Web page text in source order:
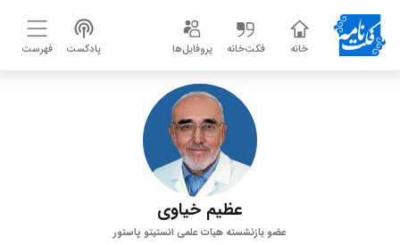
خانه فکت‌خانه پروفایل‌ها پادکست فهرست
عظیم خیاوی
عضو بازنشسته هیات علمی انستیتو پاستور